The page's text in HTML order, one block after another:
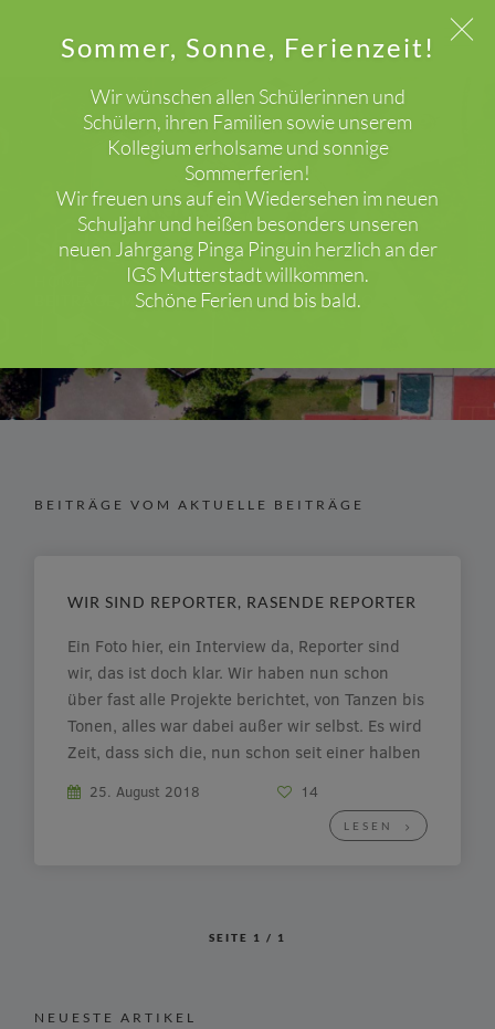
Sommer, Sonne, Ferienzeit!
Wir wünschen allen Schülerinnen und
Schülern, ihren Familien sowie unserem
Kollegium erholsame und sonnige
Sommerferien!
Wir freuen uns auf ein Wiedersehen im neuen
Schuljahr und heißen besonders unseren
neuen Jahrgang Pinga Pinguin herzlich an der
IGS Mutterstadt willkommen.
Schöne Ferien und bis bald.
Schlagwort: Reporter
BEITRÄGE MIT DEM SCHLAGWORT "REPORTER"
BEITRÄGE VOM AKTUELLE BEITRÄGE
LESEN
WIR SIND REPORTER, RASENDE REPORTER
Ein Foto hier, ein Interview da, Reporter sind
wir, das ist doch klar. Wir haben nun schon
über fast alle Projekte berichtet, von Tanzen bis
Tonen, alles war dabei außer wir selbst. Es wird
Zeit, dass sich die, nun schon seit einer halben
endlich mal […]
25. August 2018 14
SEITE 1 / 1
NEUESTE ARTIKEL